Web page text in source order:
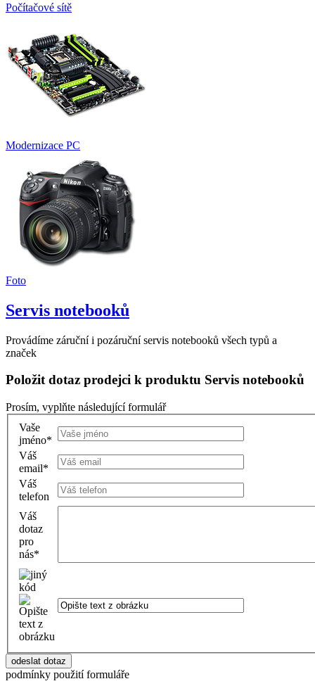
Počítačové sítě
Modernizace PC
Foto
Servis notebooků
Provádíme záruční i pozáruční servis notebooků všech typů a
značek
Položit dotaz prodejci k produktu Servis notebooků
Prosím, vyplňte následující formulář
Vaše
jméno*
Váš
email*
Váš
telefon
Váš
dotaz
pro
nás*
podmínky použití formuláře